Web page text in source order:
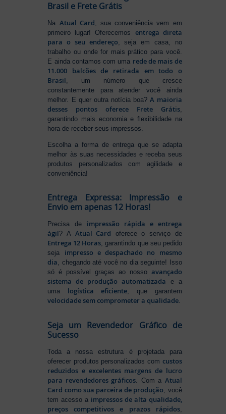
Brasil e Frete Grátis
Na Atual Card , sua conveniência vem em
primeiro lugar! Oferecemos entrega direta
para o seu endereço , seja em casa, no
trabalho ou onde for mais prático para você.
E ainda contamos com uma rede de mais de
11.000 balcões de retirada em todo o
Brasil , um número que cresce
constantemente para atender você ainda
melhor. E quer outra notícia boa?A maioria
desses pontos oferece Frete Grátis,
garantindo mais economia e flexibilidade na
hora de receber seus impressos.
Escolha a forma de entrega que se adapta
melhor às suas necessidades e receba seus
produtos personalizados com agilidade e
conveniência!
Entrega Expressa: Impressão e
Envio em apenas 12 Horas!
Precisa de impressão rápida e entrega
ágil? A Atual Card oferece o serviço de
Entrega 12 Horas, garantindo que seu pedido
seja impresso e despachado no mesmo
dia, chegando até você no dia seguinte! Isso
só é possível graças ao nosso avançado
sistema de produção automatizada e a
uma logística eficiente, que garantem
velocidade sem comprometer a qualidade.
Seja um Revendedor Gráfico de
Sucesso
Toda a nossa estrutura é projetada para
oferecer produtos personalizados com custos
reduzidos e excelentes margens de lucro
para revendedores gráficos . Com a Atual
Card como sua parceira de produção , você
tem acesso a impressos de alta qualidade,
preços competitivos e prazos rápidos,